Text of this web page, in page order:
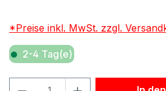
*Preise inkl. MwSt. zzgl.
2-4 Tag(e)
Produkt Anzahl: Gib den